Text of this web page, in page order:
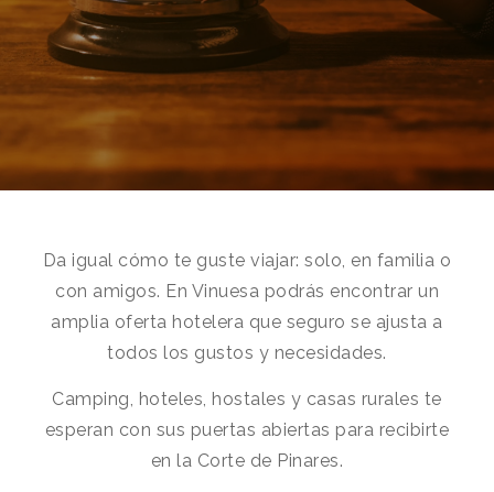
Da igual cómo te guste viajar: solo, en familia o
con amigos. En Vinuesa podrás encontrar un
amplia oferta hotelera que seguro se ajusta a
todos los gustos y necesidades.
Camping, hoteles, hostales y casas rurales te
esperan con sus puertas abiertas para recibirte
en la Corte de Pinares.